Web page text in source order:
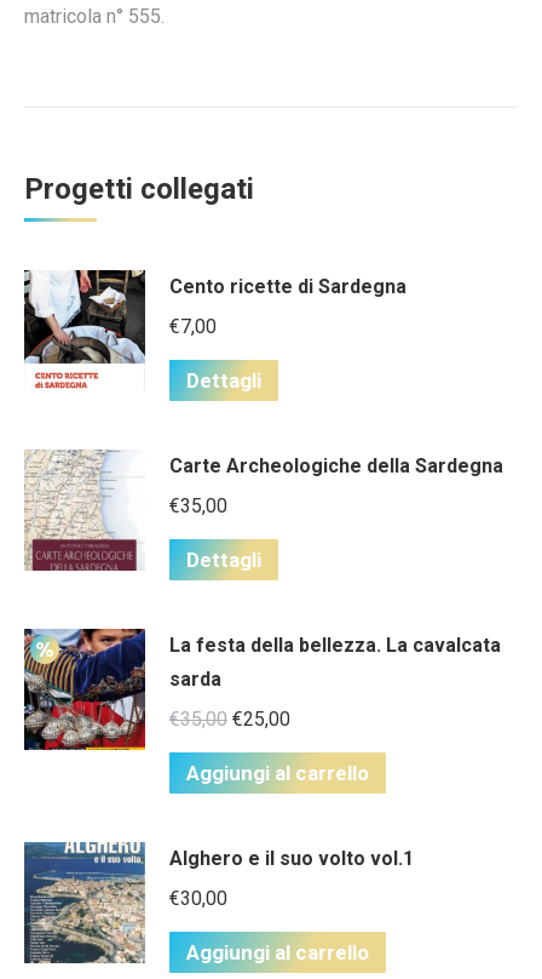
matricola n° 555.
Progetti collegati
Cento ricette di Sardegna
€7,00
Dettagli
Carte Archeologiche della Sardegna
€35,00
Dettagli
La festa della bellezza. La cavalcata
sarda
€35,00 €25,00
Aggiungi al carrello
Alghero e il suo volto vol.1
€30,00
Aggiungi al carrello